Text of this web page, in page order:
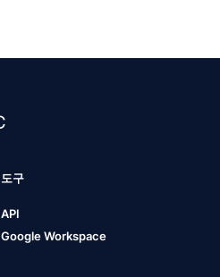
도구
API
Google Workspace